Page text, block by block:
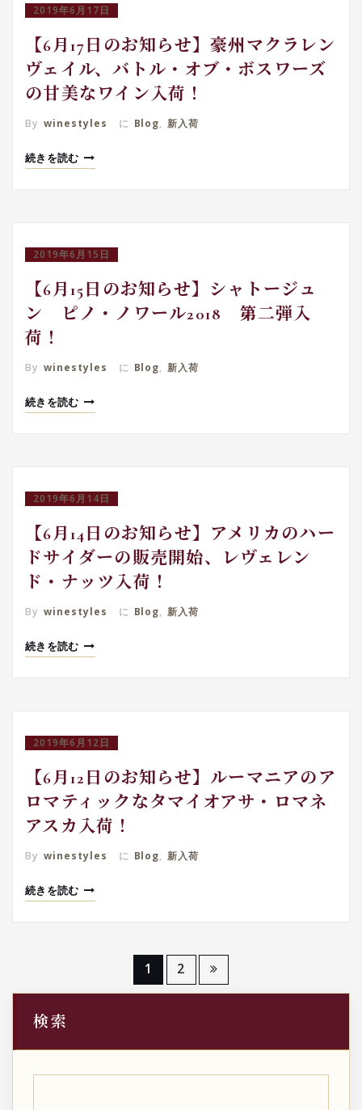
2019年6月17日
【6月17日のお知らせ】豪州マクラレン
ヴェイル、バトル・オブ・ボスワーズ
の甘美なワイン入荷！
By winestyles に Blog, 新入荷
続きを読む
2019年6月15日
【6月15日のお知らせ】シャトージュ
ン ピノ・ノワール2018 第二弾入
荷！
By winestyles に Blog, 新入荷
続きを読む
2019年6月14日
【6月14日のお知らせ】アメリカのハー
ドサイダーの販売開始、レヴェレン
ド・ナッツ入荷！
By winestyles に Blog, 新入荷
続きを読む
2019年6月12日
【6月12日のお知らせ】ルーマニアのア
ロマティックなタマイオアサ・ロマネ
アスカ入荷！
By winestyles に Blog, 新入荷
続きを読む
稿
1 2
検索